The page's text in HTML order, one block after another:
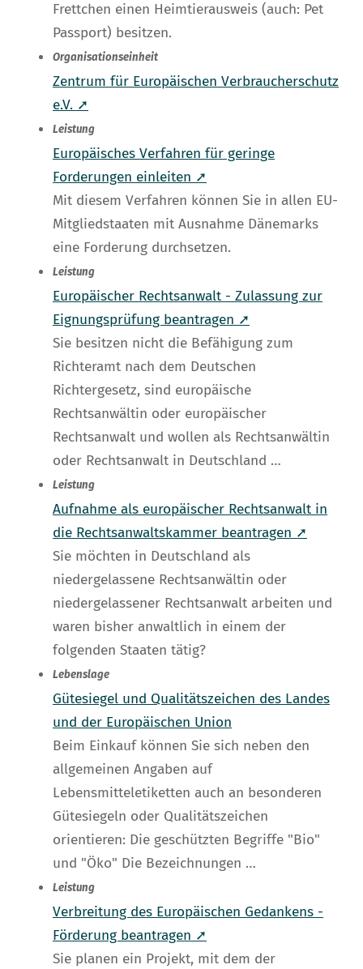
Frettchen einen Heimtierausweis (auch: Pet
Passport) besitzen.
Organisationseinheit
Zentrum für Europäischen Verbraucherschutz
e.V. ➚
Leistung
Europäisches Verfahren für geringe
Forderungen einleiten ➚
Mit diesem Verfahren können Sie in allen EU-
Mitgliedstaaten mit Ausnahme Dänemarks
eine Forderung durchsetzen.
Leistung
Europäischer Rechtsanwalt - Zulassung zur
Eignungsprüfung beantragen ➚
Sie besitzen nicht die Befähigung zum
Richteramt nach dem Deutschen
Richtergesetz, sind europäische
Rechtsanwältin oder europäischer
Rechtsanwalt und wollen als Rechtsanwältin
oder Rechtsanwalt in Deutschland …
Leistung
Aufnahme als europäischer Rechtsanwalt in
die Rechtsanwaltskammer beantragen ➚
Sie möchten in Deutschland als
niedergelassene Rechtsanwältin oder
niedergelassener Rechtsanwalt arbeiten und
waren bisher anwaltlich in einem der
folgenden Staaten tätig?
Lebenslage
Gütesiegel und Qualitätszeichen des Landes
und der Europäischen Union
Beim Einkauf können Sie sich neben den
allgemeinen Angaben auf
Lebensmitteletiketten auch an besonderen
Gütesiegeln oder Qualitätszeichen
orientieren: Die geschützten Begriffe "Bio"
und "Öko" Die Bezeichnungen …
Leistung
Verbreitung des Europäischen Gedankens -
Förderung beantragen ➚
Sie planen ein Projekt, mit dem der